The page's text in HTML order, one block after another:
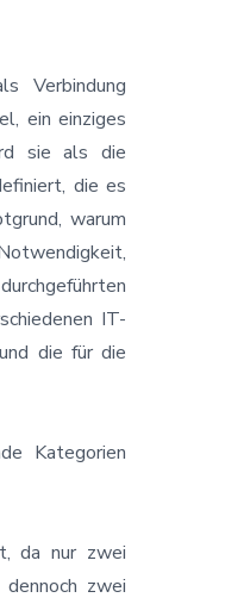
Verbindung
ein einziges
sie als die
die es
warum
IT-
die für die
Kategorien
da nur zwei
zwei